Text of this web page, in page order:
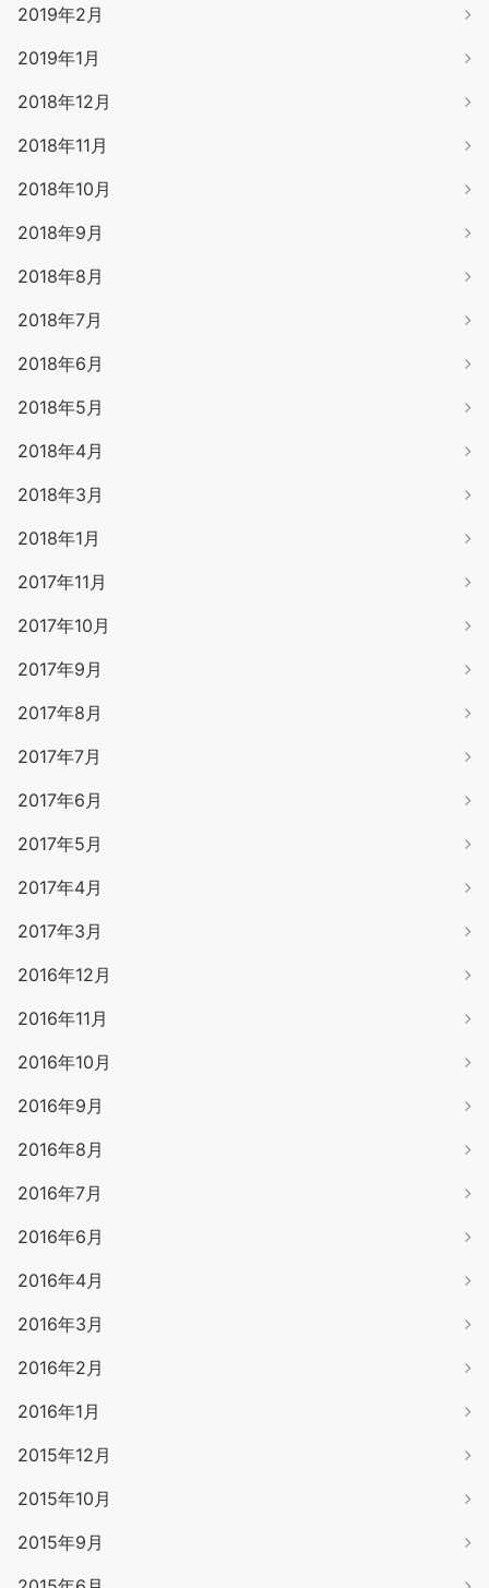
2019年2月
2019年1月
2018年12月
2018年11月
2018年10月
2018年9月
2018年8月
2018年7月
2018年6月
2018年5月
2018年4月
2018年3月
2018年1月
2017年11月
2017年10月
2017年9月
2017年8月
2017年7月
2017年6月
2017年5月
2017年4月
2017年3月
2016年12月
2016年11月
2016年10月
2016年9月
2016年8月
2016年7月
2016年6月
2016年4月
2016年3月
2016年2月
2016年1月
2015年12月
2015年10月
2015年9月